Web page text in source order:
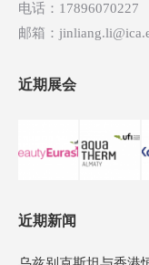
电话：17896070227
邮箱：
近期展会
近期新闻